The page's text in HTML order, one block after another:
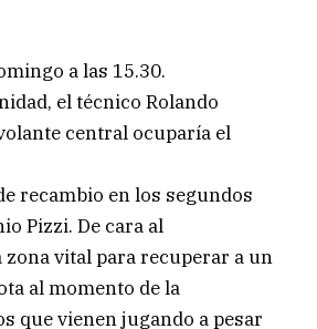
a las 15.30.
el técnico Rolando
central ocuparía el
recambio en los segundos
Pizzi. De cara al
vital para recuperar a un
al momento de la
que vienen jugando a pesar